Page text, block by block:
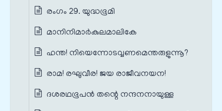
രംഗം 29. യുദ്ധഭൂമി
മാനിനിമാർകുലമാലികേ
ഹന്ത! നിയെന്നോടവ്വണമെന്തരുളുന്നൂ?
രാമ! രഘുവീര! ജയ രാജീവനയന!
ദശരഥഭൂപൻ തന്റെ നന്ദനനായുള്ള